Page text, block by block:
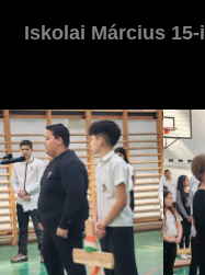
Iskolai Március